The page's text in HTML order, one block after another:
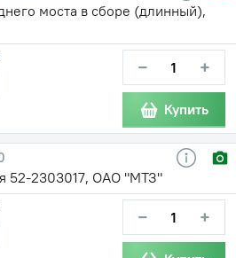
моста в сборе (длинный),
− +
Купить
52-2303017, ОАО "МТЗ"
− +